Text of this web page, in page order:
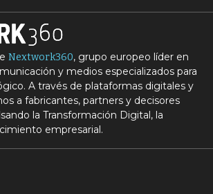
Nextwork360, grupo europeo líder en
y medios especializados para
A través de plataformas digitales y
a fabricantes, partners y decisores
la Transformación Digital, la
empresarial.